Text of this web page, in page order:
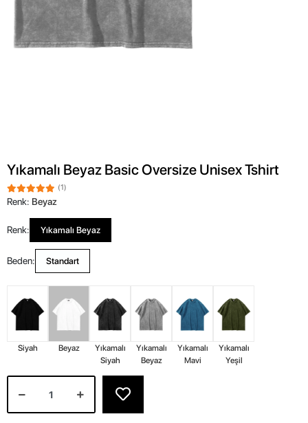
Yıkamalı Beyaz Basic Oversize Unisex Tshirt
(1)
Renk: Beyaz
Renk: Yıkamalı Beyaz
Beden: Standart
Siyah Beyaz
Yıkamalı
Siyah
Yıkamalı
Beyaz
Yıkamalı
Mavi
Yıkamalı
Yeşil